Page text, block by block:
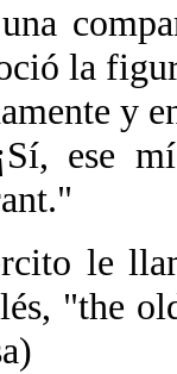
la
y
ese
le
"the